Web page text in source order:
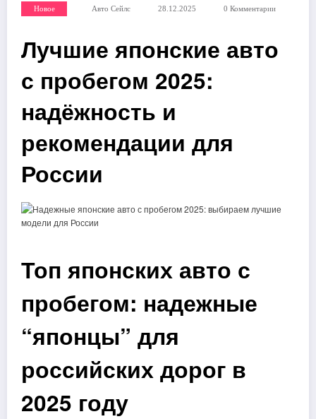
Новое Авто Сейлс 28.12.2025 0 Комментарии
Лучшие японские авто
с пробегом 2025:
надёжность и
рекомендации для
России
Топ японских авто с
пробегом: надежные
“японцы” для
российских дорог в
2025 году